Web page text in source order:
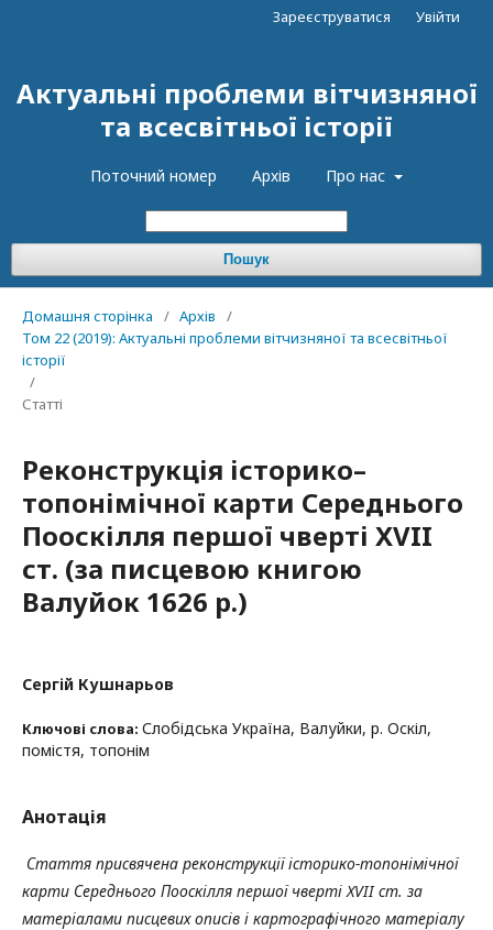
Актуальні проблеми вітчизняної
та всесвітньої історії
Поточний номер Архів Про нас
Пошук
Зареєструватися Увійти
Домашня сторінка / Архів
/
Том 22 (2019): Актуальні проблеми вітчизняної та всесвітньої
історії
/
Статті
Реконструкція історико–
топонімічної карти Середнього
Пооскілля першої чверті XVII
ст. (за писцевою книгою
Валуйок 1626 р.)
Сергій Кушнарьов
Ключові слова: Слобідська Україна, Валуйки, р. Оскіл,
помістя, топонім
Анотація
Стаття присвячена реконструкції історико-топонімічної
карти Середнього Пооскілля першої чверті XVII ст. за
матеріалами писцевих описів і картографічного матеріалу